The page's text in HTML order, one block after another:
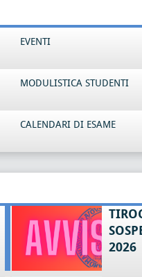
EVENTI
MODULISTICA STUDENTI
CALENDARI DI ESAME
2026